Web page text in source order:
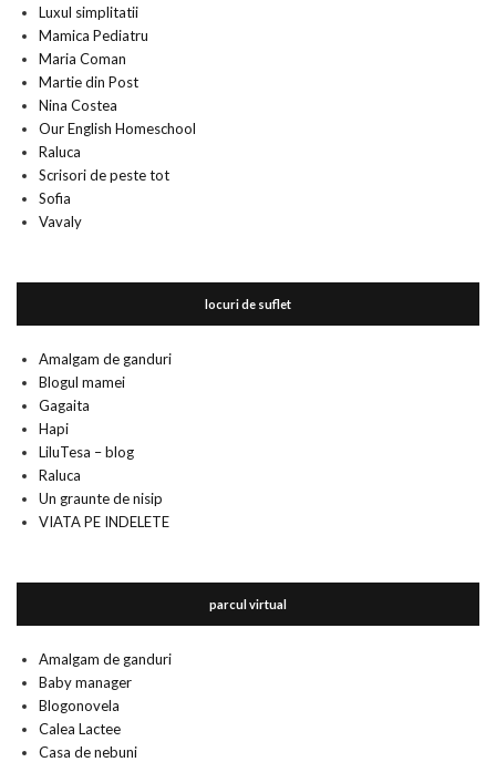
Luxul simplitatii
Mamica Pediatru
Maria Coman
Martie din Post
Nina Costea
Our English Homeschool
Raluca
Scrisori de peste tot
Sofia
Vavaly
locuri de suflet
Amalgam de ganduri
Blogul mamei
Gagaita
Hapi
LiluTesa – blog
Raluca
Un graunte de nisip
VIATA PE INDELETE
parcul virtual
Amalgam de ganduri
Baby manager
Blogonovela
Calea Lactee
Casa de nebuni